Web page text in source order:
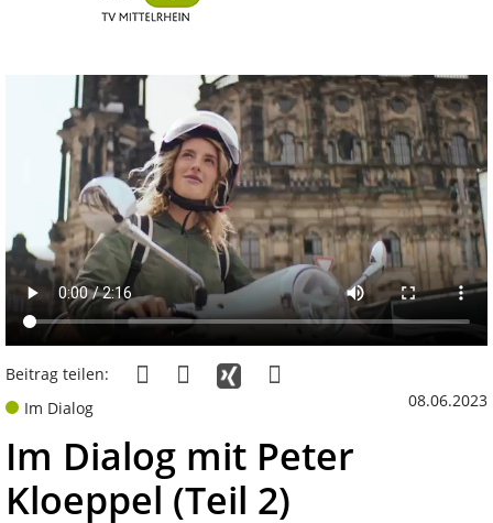
Beitrag teilen:
Im Dialog
08.06.2023
Im Dialog mit Peter
Kloeppel (Teil 2)